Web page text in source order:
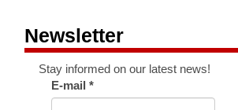
Newsletter
Stay informed on our latest news!
E-mail*